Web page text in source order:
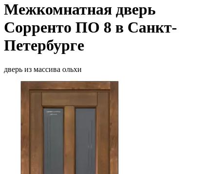
Межкомнатная дверь
Сорренто ПО 8 в Санкт-
Петербурге
дверь из массива ольхи